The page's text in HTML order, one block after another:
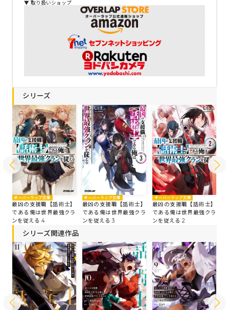
▼ 取り扱いショップ
シリーズ
オーバーラップ文庫
最凶の支援職【話術士】
である俺は世界最強クラ
ンを従える 4
オーバーラップ文庫
最凶の支援職【話術士】
である俺は世界最強クラ
ンを従える 3
オーバーラップ文庫
最凶の支援職【話術士】
である俺は世界最強クラ
ンを従える 2
シリーズ関連作品